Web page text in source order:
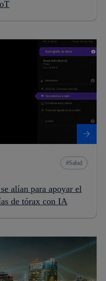
Salud
alían para apoyar el
de tórax con IA